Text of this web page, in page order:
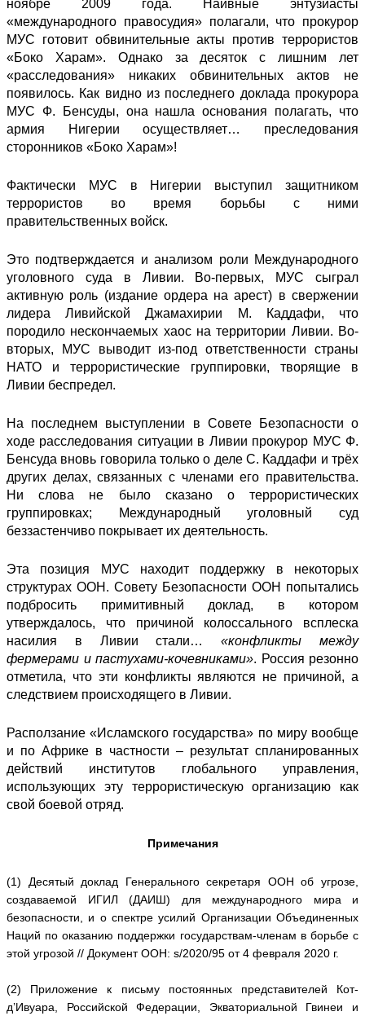
ноябре 2009 года. Наивные энтузиасты
«международного правосудия» полагали, что прокурор
МУС готовит обвинительные акты против террористов
«Боко Харам». Однако за десяток с лишним лет
«расследования» никаких обвинительных актов не
появилось. Как видно из последнего доклада прокурора
МУС Ф. Бенсуды, она нашла основания полагать, что
армия Нигерии осуществляет… преследования
сторонников «Боко Харам»!
Фактически МУС в Нигерии выступил защитником
террористов во время борьбы с ними
правительственных войск.
Это подтверждается и анализом роли Международного
уголовного суда в Ливии. Во-первых, МУС сыграл
активную роль (издание ордера на арест) в свержении
лидера Ливийской Джамахирии М. Каддафи, что
породило нескончаемых хаос на территории Ливии. Во-
вторых, МУС выводит из-под ответственности страны
НАТО и террористические группировки, творящие в
Ливии беспредел.
На последнем выступлении в Совете Безопасности о
ходе расследования ситуации в Ливии прокурор МУС Ф.
Бенсуда вновь говорила только о деле С. Каддафи и трёх
других делах, связанных с членами его правительства.
Ни слова не было сказано о террористических
группировках; Международный уголовный суд
беззастенчиво покрывает их деятельность.
Эта позиция МУС находит поддержку в некоторых
структурах ООН. Совету Безопасности ООН попытались
подбросить примитивный доклад, в котором
утверждалось, что причиной колоссального всплеска
насилия в Ливии стали…«конфликты между
фермерами и пастухами-кочевниками». Россия резонно
отметила, что эти конфликты являются не причиной, а
следствием происходящего в Ливии.
Расползание «Исламского государства» по миру вообще
и по Африке в частности – результат спланированных
действий институтов глобального управления,
использующих эту террористическуюорганизацию как
свой боевой отряд.
Примечания
(1) Десятый доклад Генерального секретаря ООН об угрозе,
создаваемой ИГИЛ (ДАИШ) для международного мира и
безопасности, и о спектре усилий Организации Объединенных
Наций по оказанию поддержки государствам-членам в борьбе с
этой угрозой // Документ ООН: s/2020/95 от 4 февраля 2020 г.
(2) Приложение к письму постоянных представителей Кот-
д’Ивуара, Российской Федерации, Экваториальной Гвинеи и